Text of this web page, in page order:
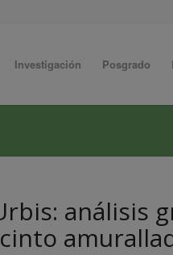
Investigación Posgrado
análisis